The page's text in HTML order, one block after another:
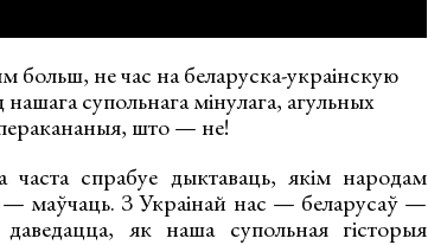
больш, не час на беларуска-украінскую
супольнага мінулага, агульных
перакананыя, што — не!
спрабуе дыктаваць, якім народам
маўчаць. З Украінай нас — беларусаў —
як наша супольная гісторыя